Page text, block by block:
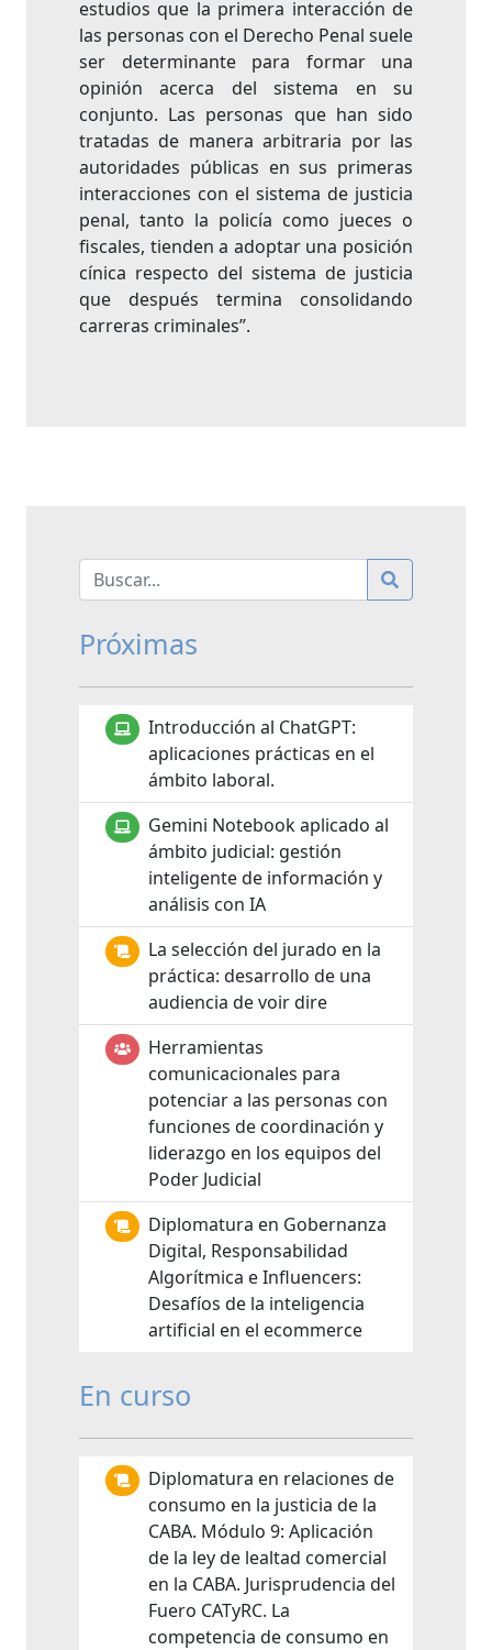
estudios que la primera interacción de
las personas con el Derecho Penal suele
ser determinante para formar una
opinión acerca del sistema en su
conjunto. Las personas que han sido
tratadas de manera arbitraria por las
autoridades públicas en sus primeras
interacciones con el sistema de justicia
penal, tanto la policía como jueces o
fiscales, tienden a adoptar una posición
cínica respecto del sistema de justicia
que después termina consolidando
carreras criminales”.
Próximas
Introducción al ChatGPT:
aplicaciones prácticas en el
ámbito laboral.
Gemini Notebook aplicado al
ámbito judicial: gestión
inteligente de información y
análisis con IA
La selección del jurado en la
práctica: desarrollo de una
audiencia de voir dire
Herramientas
comunicacionales para
potenciar a las personas con
funciones de coordinación y
liderazgo en los equipos del
Poder Judicial
Diplomatura en Gobernanza
Digital, Responsabilidad
Algorítmica e Influencers:
Desafíos de la inteligencia
artificial en el ecommerce
En curso
Diplomatura en relaciones de
consumo en la justicia de la
CABA. Módulo 9: Aplicación
de la ley de lealtad comercial
en la CABA. Jurisprudencia del
Fuero CATyRC. La
competencia de consumo en